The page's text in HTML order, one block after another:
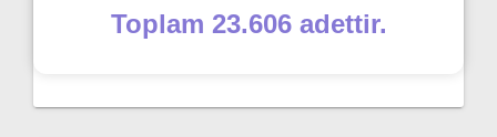
Toplam 23.606 adettir.